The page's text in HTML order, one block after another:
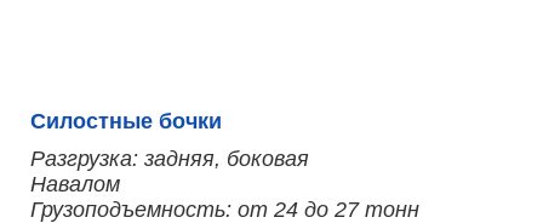
Силостные бочки
Разгрузка: задняя, боковая
Навалом
Грузоподъемность: от 24 до 27 тонн